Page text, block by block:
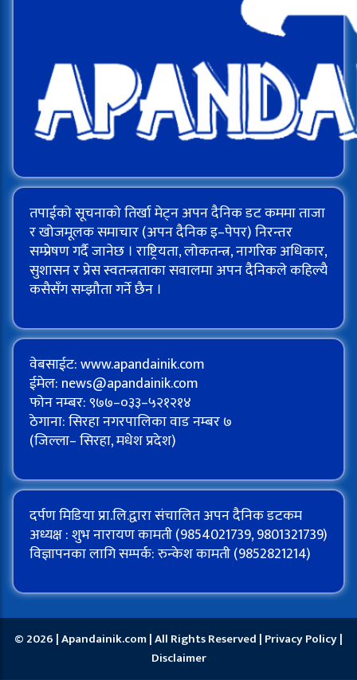
तपाईको सूचनाको तिर्खा मेट्न अपन दैनिक डट कममा ताजा
र खोजमूलक समाचार (अपन दैनिक इ–पेपर) निरन्तर
सम्प्रेषण गर्दै जानेछ । राष्ट्रियता, लोकतन्त्र, नागरिक अधिकार,
सुशासन र प्रेस स्वतन्त्रताका सवालमा अपन दैनिकले कहिल्यै
कसैसँग सम्झौता गर्ने छैन ।
वेबसाईट: www.apandainik.com
ईमेल: news@apandainik.com
फोन नम्बर: ९७७–०३३–५२१२१४
ठेगाना: सिरहा नगरपालिका वाड नम्बर ७
(जिल्ला– सिरहा, मधेश प्रदेश)
दर्पण मिडिया प्रा.लि.द्वारा संचालित अपन दैनिक डटकम
अध्यक्ष : शुभ नारायण कामती (9854021739, 9801321739)
विज्ञापनका लागि सम्पर्क: रुन्केश कामती (9852821214)
© 2026 | Apandainik.com | All Rights Reserved | Privacy Policy|
Disclaimer